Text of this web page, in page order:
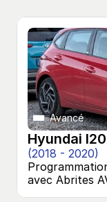
Avancé
Hyundai
(2018 - 2020)
avec Abrites